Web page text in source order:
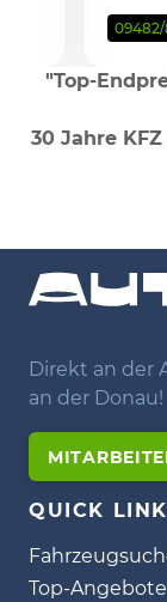
"Top-
30 Jahre
Direkt an der
an der Donau!
QUICK
Top-Angebote